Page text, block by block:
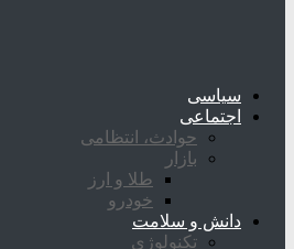
سیاسی
اجتماعی
حوادث، انتظامی
بازار
طلا و ارز
خودرو
دانش و سلامت
تکنولوژی